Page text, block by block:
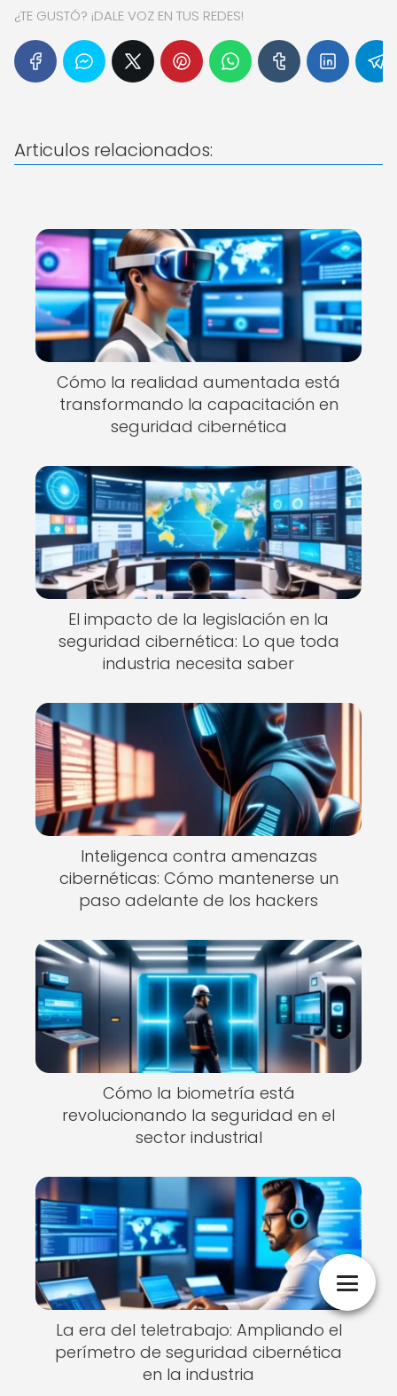
¿TE GUSTÓ? ¡DALE VOZ EN TUS REDES!
Articulos relacionados:
Cómo la realidad aumentada está
transformando la capacitación en
seguridad cibernética
El impacto de la legislación en la
seguridad cibernética: Lo que toda
industria necesita saber
Inteligenca contra amenazas
cibernéticas: Cómo mantenerse un
paso adelante de los hackers
Cómo la biometría está
revolucionando la seguridad en el
sector industrial
La era del teletrabajo: Ampliando el
perímetro de seguridad cibernética
en la industria